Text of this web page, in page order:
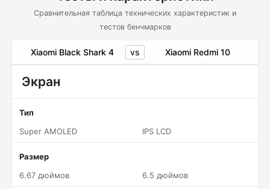
Сравнительная таблица технических характеристик и
тестов бенчмарков
Xiaomi Black Shark 4 vs Xiaomi Redmi 10
Экран
Тип
Super AMOLED
IPS LCD
Размер
6.67 дюймов
6.5 дюймов